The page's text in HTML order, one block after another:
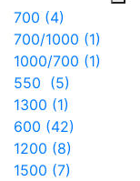
700 (4)
700/1000 (1)
1000/700 (1)
550 (5)
1300 (1)
600 (42)
1200 (8)
1500 (7)